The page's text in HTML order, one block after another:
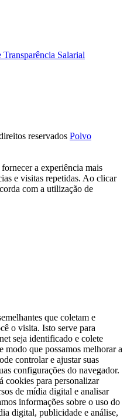
Salarial
reservados Polvo
a experiência mais
e visitas repetidas. Ao clicar
com a utilização de
que coletam e
o visita. Isto serve para
seja identificado e colete
modo que possamos melhorar a
controlar e ajustar suas
configurações do navegador.
cookies para personalizar
de mídia digital e analisar
informações sobre o uso do
digital, publicidade e análise,